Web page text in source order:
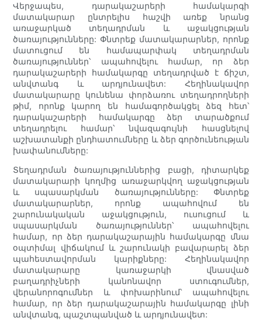
Վերջապես, դարակաշարերի համակարգի
մատակարար ընտրելիս հաշվի առեք նրանց
առաջարկած տեղադրման և աջակցության
ծառայությունները: Փնտրեք մատակարարներ, որոնք
մատուցում են համապարփակ տեղադրման
ծառայություններ՝ ապահովելու համար, որ ձեր
դարակաշարերի համակարգը տեղադրված է ճիշտ,
անվտանգ և արդյունավետ: Հեղինակավոր
մատակարարը կունենա փորձառու տեղադրողների
թիմ, որոնք կարող են համագործակցել ձեզ հետ՝
դարակաշարերի համակարգը ձեր տարածքում
տեղադրելու համար՝ նվազագույնի հասցնելով
աշխատանքի ընդհատումները և ձեր գործունեության
խափանումները:
Տեղադրման ծառայություններից բացի, դիտարկեք
մատակարարի կողմից առաջարկվող աջակցության
և սպասարկման ծառայությունները: Փնտրեք
մատակարարներ, որոնք ապահովում են
շարունակական աջակցություն, ուսուցում և
սպասարկման ծառայություններ՝ ապահովելու
համար, որ ձեր դարակաշարային համակարգը մնա
օպտիմալ վիճակում և շարունակի բավարարել ձեր
պահեստավորման կարիքները: Հեղինակավոր
մատակարարը կառաջարկի վնասված
բաղադրիչների կանոնավոր ստուգումներ,
վերանորոգումներ և փոխարինում՝ ապահովելու
համար, որ ձեր դարակաշարային համակարգը լինի
անվտանգ, պաշտպանված և արդյունավետ: